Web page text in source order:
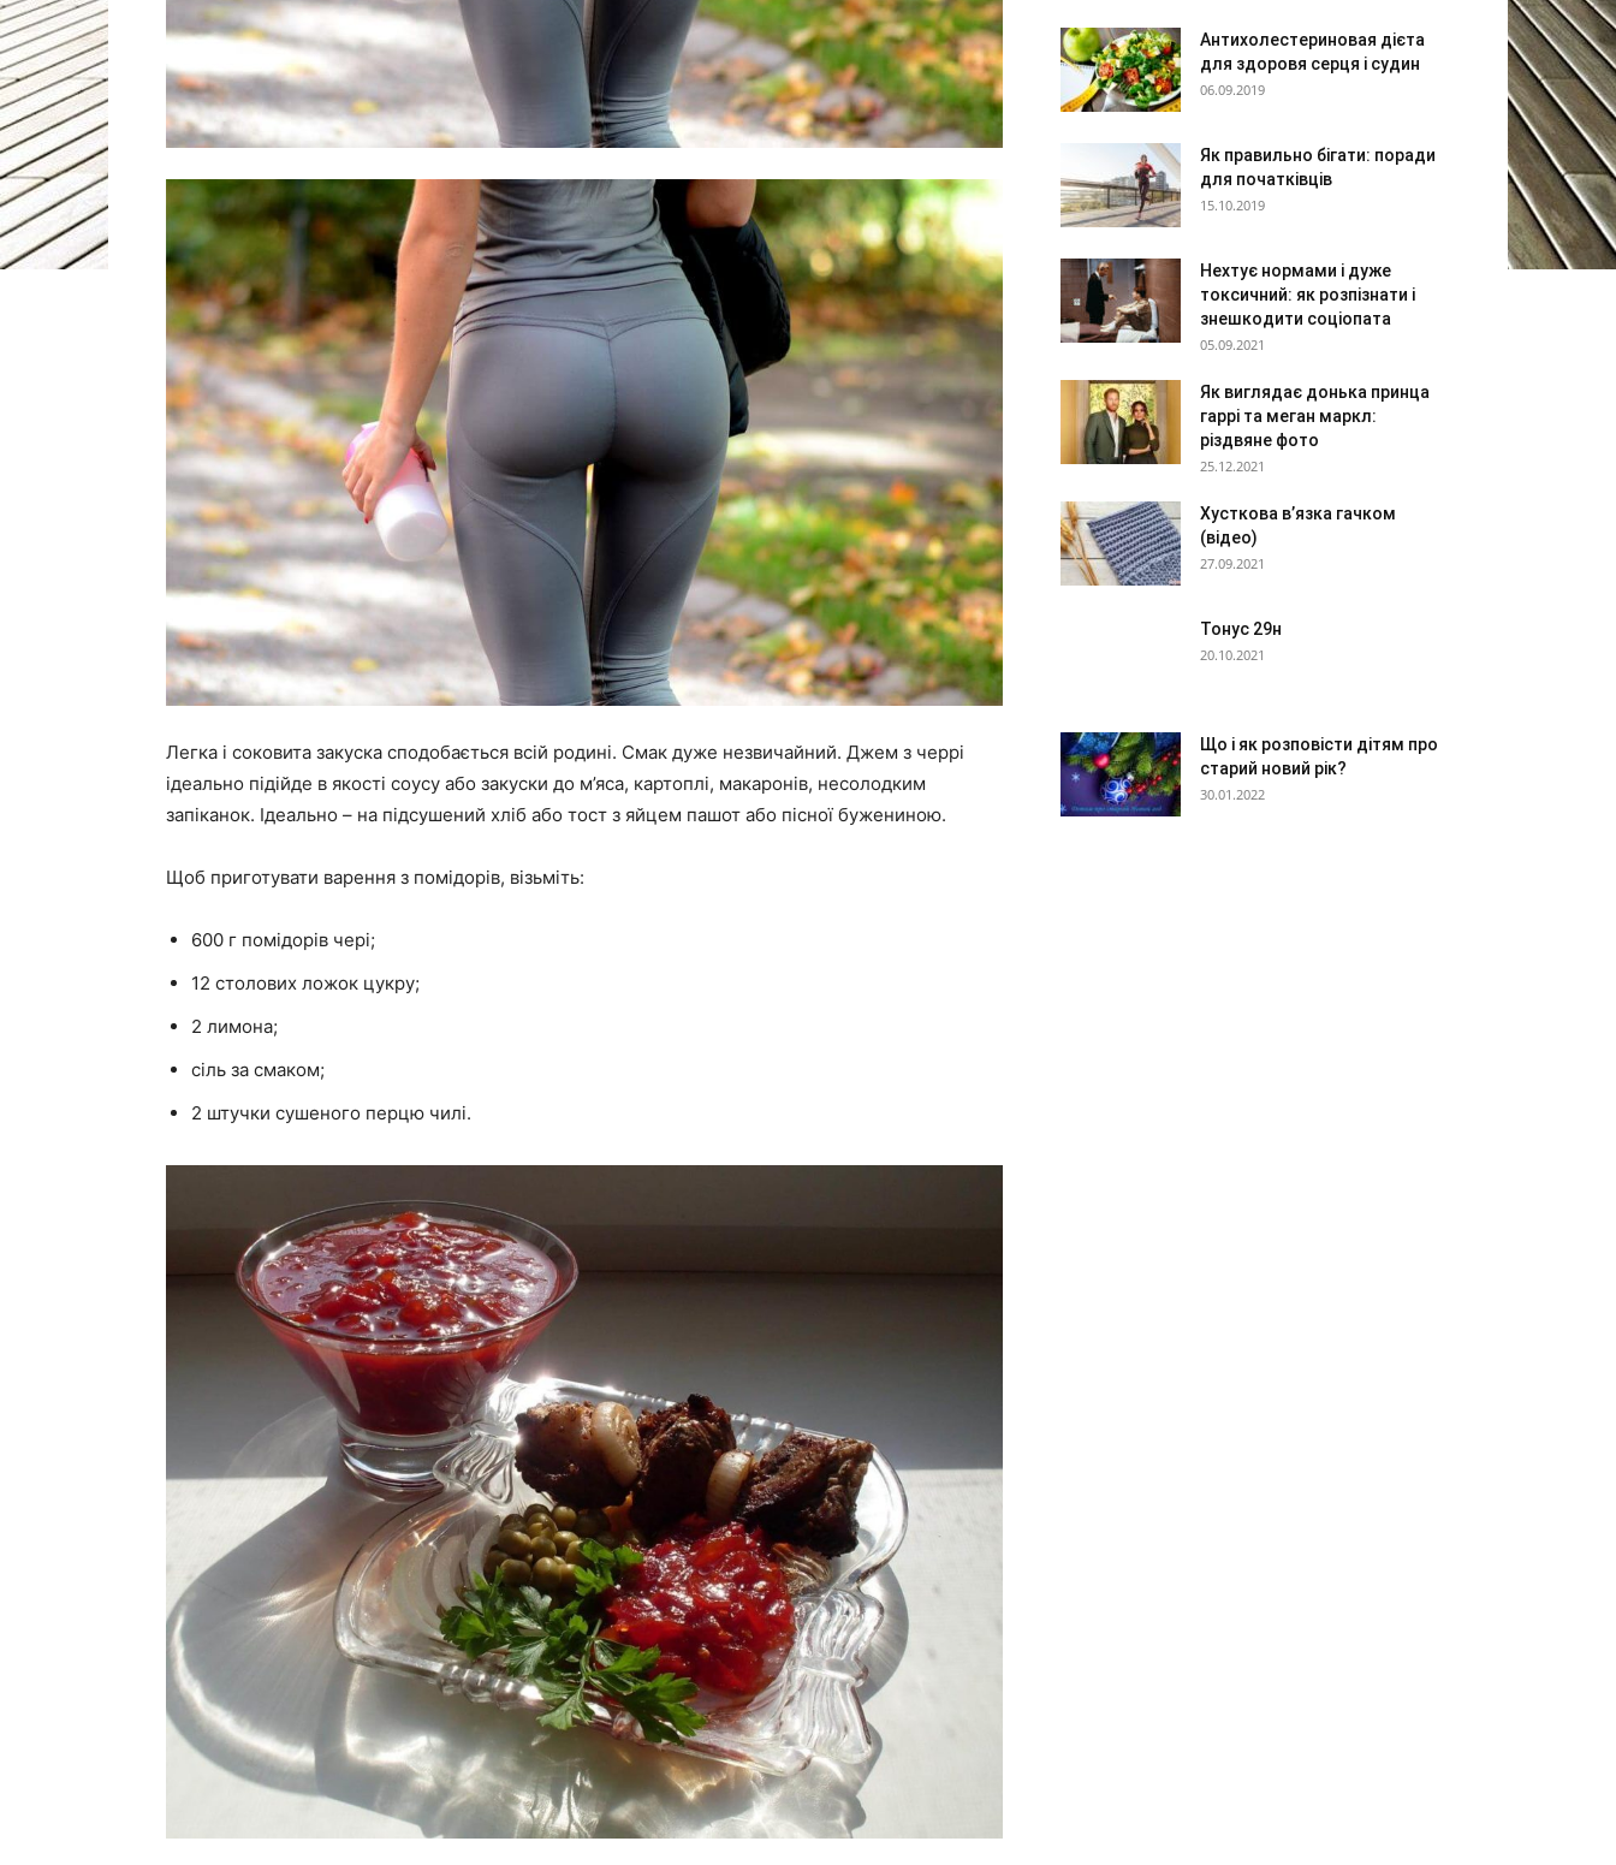
Легка і соковита закуска сподобається всій родині. Смак дуже незвичайний. Джем з черрі
ідеально підійде в якості соусу або закуски до м’яса, картоплі, макаронів, несолодким
запіканок. Ідеально – на підсушений хліб або тост з яйцем пашот або пісної бужениною.
Щоб приготувати варення з помідорів, візьміть:
600 г помідорів чері;
12 столових ложок цукру;
2 лимона;
сіль за смаком;
2 штучки сушеного перцю чилі.
Антихолестериновая дієта
для здоровя серця і судин
06.09.2019
Як правильно бігати: поради
для початківців
15.10.2019
Нехтує нормами і дуже
токсичний: як розпізнати і
знешкодити соціопата
05.09.2021
Як виглядає донька принца
гаррі та меган маркл:
різдвяне фото
25.12.2021
Хусткова в’язка гачком
(відео)
27.09.2021
Тонус 29н
20.10.2021
Що і як розповісти дітям про
старий новий рік?
30.01.2022